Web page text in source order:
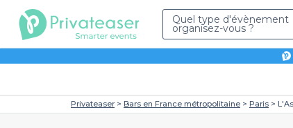
Quel type d'évènement
organisez-vous ?
Privateaser Bars en France métropolitaine Paris